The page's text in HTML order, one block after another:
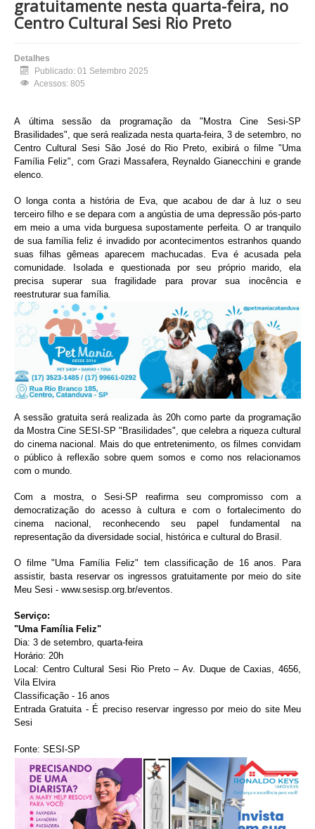
gratuitamente nesta quarta-feira, no
Centro Cultural Sesi Rio Preto
Detalhes
Publicado: 01 Setembro 2025
Acessos: 805
A última sessão da programação da "Mostra Cine Sesi-SP
Brasilidades", que será realizada nesta quarta-feira, 3 de setembro, no
Centro Cultural Sesi São José do Rio Preto, exibirá o filme "Uma
Família Feliz", com Grazi Massafera, Reynaldo Gianecchini e grande
elenco.
O longa conta a história de Eva, que acabou de dar à luz o seu
terceiro filho e se depara com a angústia de uma depressão pós-parto
em meio a uma vida burguesa supostamente perfeita. O ar tranquilo
de sua família feliz é invadido por acontecimentos estranhos quando
suas filhas gêmeas aparecem machucadas. Eva é acusada pela
comunidade. Isolada e questionada por seu próprio marido, ela
precisa superar sua fragilidade para provar sua inocência e
reestruturar sua família.
A sessão gratuita será realizada às 20h como parte da programação
da Mostra Cine SESI-SP "Brasilidades", que celebra a riqueza cultural
do cinema nacional. Mais do que entretenimento, os filmes convidam
o público à reflexão sobre quem somos e como nos relacionamos
com o mundo.
Com a mostra, o Sesi-SP reafirma seu compromisso com a
democratização do acesso à cultura e com o fortalecimento do
cinema nacional, reconhecendo seu papel fundamental na
representação da diversidade social, histórica e cultural do Brasil.
O filme "Uma Família Feliz" tem classificação de 16 anos. Para
assistir, basta reservar os ingressos gratuitamente por meio do site
Meu Sesi - www.sesisp.org.br/eventos.
Serviço:
"Uma Família Feliz"
Dia: 3 de setembro, quarta-feira
Horário: 20h
Local: Centro Cultural Sesi Rio Preto – Av. Duque de Caxias, 4656,
Vila Elvira
Classificação - 16 anos
Entrada Gratuita - É preciso reservar ingresso por meio do site Meu
Sesi
Fonte: SESI-SP